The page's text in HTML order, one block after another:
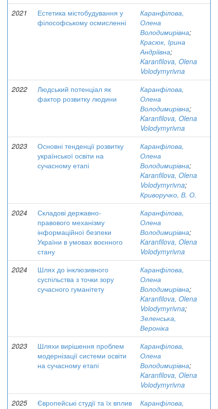
2021
Естетика містобудування у
філософському осмисленні
Каранфілова,
Олена
Володимирівна;
Красюк, Ірина
Андріївна;
Karanfilova, Olena
Volodymyrivna
2022
Людський потенціал як
фактор розвитку людини
Каранфілова,
Олена
Володимирівна;
Karanfilova, Olena
Volodymyrivna
2023
Основні тенденції розвитку
української освіти на
сучасному етапі
Каранфілова,
Олена
Володимирівна;
Karanfilova, Olena
Volodymyrivna;
Криворучко, В. О.
2024
Складові державно-
правового механізму
інформаційної безпеки
України в умовах воєнного
стану
Каранфілова,
Олена
Володимирівна;
Karanfilova, Olena
Volodymyrivna
2024
Шлях до інклюзивного
суспільства з точки зору
сучасного гуманітету
Каранфілова,
Олена
Володимирівна;
Karanfilova, Olena
Volodymyrivna;
Зеленська,
Вероніка
2023
Шляхи вирішення проблем
модернізації системи освіти
на сучасному етапі
Каранфілова,
Олена
Володимирівна;
Karanfilova, Olena
Volodymyrivna
2025
Європейські студії та їх вплив
Каранфілова,